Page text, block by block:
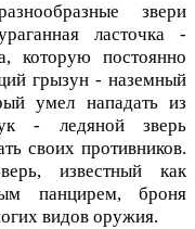
звери
ласточка -
которую постоянно
грызун - наземный
умел нападать из
- ледяной зверь
своих противников.
известный как
панцирем, броня
видов оружия.